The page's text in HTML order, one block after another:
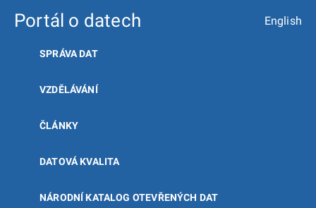
Portál o datech English
SPRÁVA DAT
VZDĚLÁVÁNÍ
ČLÁNKY
DATOVÁ KVALITA
NÁRODNÍ KATALOG OTEVŘENÝCH DAT